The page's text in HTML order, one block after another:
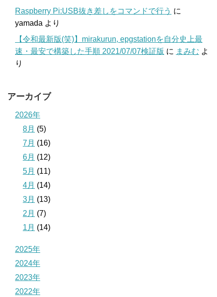
Raspberry Pi:USB抜き差しをコマンドで行う に
yamada より
【令和最新版(笑)】mirakurun, epgstationを自分史上最
速・最安で構築した手順 2021/07/07検証版 に まみむ よ
り
アーカイブ
2026年
8月 (5)
7月 (16)
6月 (12)
5月 (11)
4月 (14)
3月 (13)
2月 (7)
1月 (14)
2025年
2024年
2023年
2022年